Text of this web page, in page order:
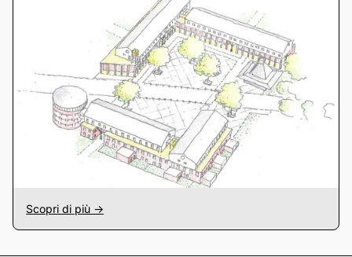
Scopri di più ->